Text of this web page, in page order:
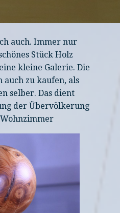
auch. Immer nur
Stück Holz
kleine Galerie. Die
auch zu kaufen, als
selber. Das dient
der Übervölkerung